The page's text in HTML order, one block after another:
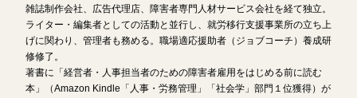
雑誌制作会社、広告代理店、障害者専門人材サービス会社を経て独立。
ライター・編集者としての活動と並行し、就労移行支援事業所の立ち上
げに関わり、管理者も務める。職場適応援助者（ジョブコーチ）養成研
修修了。
著書に「経営者・人事担当者のための障害者雇用をはじめる前に読む
本」（Amazon Kindle「人事・労務管理」「社会学」部門１位獲得）が